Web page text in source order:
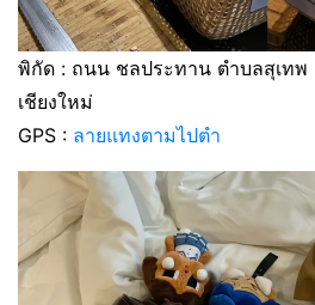
พิกัด : ถนน ชลประทาน ตำบลสุเทพ
เชียงใหม่
GPS : ลายแทงตามไปตำ